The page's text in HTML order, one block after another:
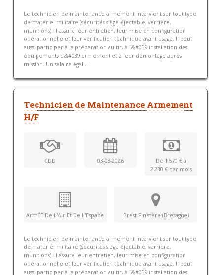
Le technicien de maintenance armement intervient sur tout type
de matériel militaire (sécurités siège éjectable, verrière,
munitions). Il assure leur entretien, leur mise en configuration
opérationnelle et leur vérification technique avant usage. Il peut
aussi participer à la préparation au tir, à l&#039;installation des
équipements d&#039;armement et à leur démontage après
mission. Un salaire égal...
Technicien de Maintenance Armement
H/F
CDD 03-03-2026
De 1 570 € à
2 230 € par mois
ArmÉE De L'Air Et De L'Espace Brest Finistère (Bretagne)
Le technicien de maintenance armement intervient sur tout type
de matériel militaire (sécurités siège éjectable, verrière,
munitions). Il assure leur entretien, leur mise en configuration
opérationnelle et leur vérification technique avant usage. Il peut
aussi participer à la préparation au tir, à l&#039;installation des